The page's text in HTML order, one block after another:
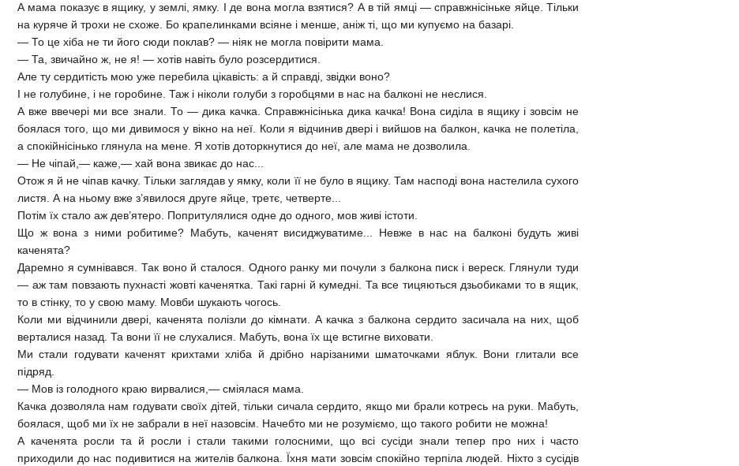
А мама показує в ящику, у землі, ямку. І де вона могла взятися? А в тій ямці — справжнісіньке яйце. Тільки
на куряче й трохи не схоже. Бо крапелинками всіяне і менше, аніж ті, що ми купуємо на базарі.
— То це хіба не ти його сюди поклав? — ніяк не могла повірити мама.
— Та, звичайно ж, не я! — хотів навіть було розсердитися.
Але ту сердитість мою уже перебила цікавість: а й справді, звідки воно?
І не голубине, і не горобине. Таж і ніколи голуби з горобцями в нас на балконі не неслися.
А вже ввечері ми все знали. То — дика качка. Справжнісінька дика качка! Вона сиділа в ящику і зовсім не
боялася того, що ми дивимося у вікно на неї. Коли я відчинив двері і вийшов на балкон, качка не полетіла,
а спокійнісінько глянула на мене. Я хотів доторкнутися до неї, але мама не дозволила.
— Не чіпай,— каже,— хай вона звикає до нас...
Отож я й не чіпав качку. Тільки заглядав у ямку, коли її не було в ящику. Там насподі вона настелила сухого
листя. А на ньому вже з’явилося друге яйце, третє, четверте...
Потім їх стало аж дев’ятеро. Попритулялися одне до одного, мов живі істоти.
Що ж вона з ними робитиме? Мабуть, каченят висиджуватиме... Невже в нас на балконі будуть живі
каченята?
Даремно я сумнівався. Так воно й сталося. Одного ранку ми почули з балкона писк і вереск. Глянули туди
— аж там повзають пухнасті жовті каченятка. Такі гарні й кумедні. Та все тицяються дзьобиками то в ящик,
то в стінку, то у свою маму. Мовби шукають чогось.
Коли ми відчинили двері, каченята полізли до кімнати. А качка з балкона сердито засичала на них, щоб
верталися назад. Та вони її не слухалися. Мабуть, вона їх ще встигне виховати.
Ми стали годувати каченят крихтами хліба й дрібно нарізаними шматочками яблук. Вони глитали все
підряд.
— Мов із голодного краю вирвалися,— сміялася мама.
Качка дозволяла нам годувати своїх дітей, тільки сичала сердито, якщо ми брали котресь на руки. Мабуть,
боялася, щоб ми їх не забрали в неї назовсім. Начебто ми не розуміємо, що такого робити не можна!
А каченята росли та й росли і стали такими голосними, що всі сусіди знали тепер про них і часто
приходили до нас подивитися на жителів балкона. Їхня мати зовсім спокійно терпіла людей. Ніхто з сусідів